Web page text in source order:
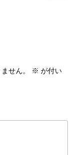
せん。 ※ が付い